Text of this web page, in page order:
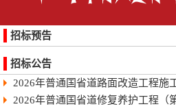
招标预告
招标公告
2026年普通国省道路面改造工程施
2026年普通国省道修复养护工程（